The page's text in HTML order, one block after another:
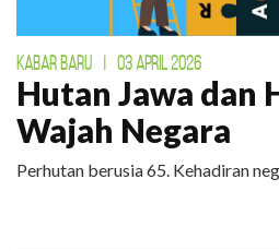
KABAR BARU 03 APRIL 2026
Hutan Jawa dan
Wajah Negara
Perhutan berusia 65. Kehadiran